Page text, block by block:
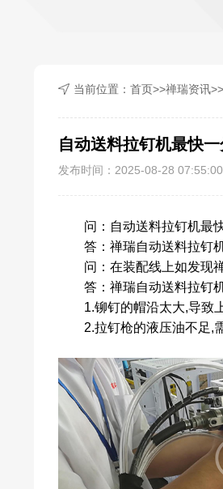
当前位置： 首页>>禅瑞资讯>>
自动送料拉钉机最快
发布时间：2025-08-28
问： 自动送料拉钉机最
答：禅瑞自动送料拉钉
问：在装配线上如发现禅
答 ： 禅瑞自动送料拉钉
1.铆钉的帽沿太大,导致上
2.拉钉枪的液压油不足,